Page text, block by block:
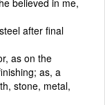
after final
as on the
as, a
stone, metal,